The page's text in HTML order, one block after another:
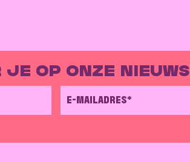
OP ONZE
E-MAILADRES*